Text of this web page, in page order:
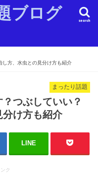
ブログ
search
し方、水虫との見分け方も紹介
まったり話題
つぶしていい？
分け方も紹介
LINE
ク